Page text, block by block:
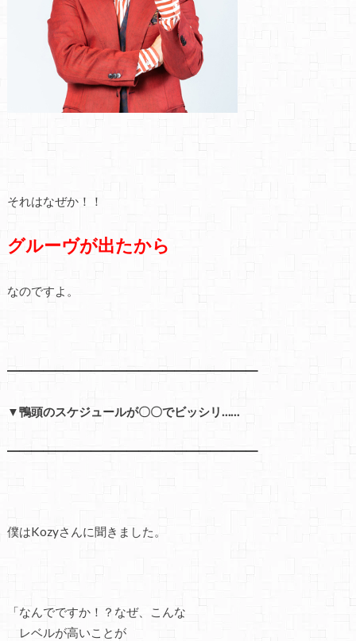
それはなぜか！！
グルーヴが出たから
なのですよ。
━━━━━━━━━━━━━━━━━━━━━
▼鴨頭のスケジュールが〇〇でビッシリ……
━━━━━━━━━━━━━━━━━━━━━
僕はKozyさんに聞きました。
「なんでですか！？なぜ、こんな
レベルが高いことが